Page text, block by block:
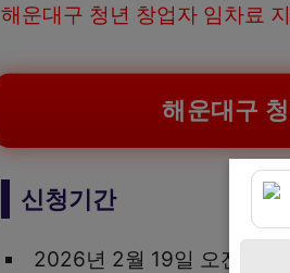
해운대구 청년 창업자 임차료
해운대구
신청기간
2026년 2월 19일 오전 9시